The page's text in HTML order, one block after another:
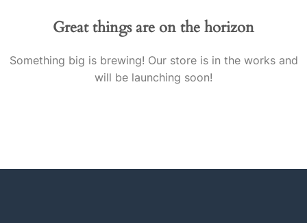
Great things are on the horizon
Something big is brewing! Our store is in the works and
will be launching soon!